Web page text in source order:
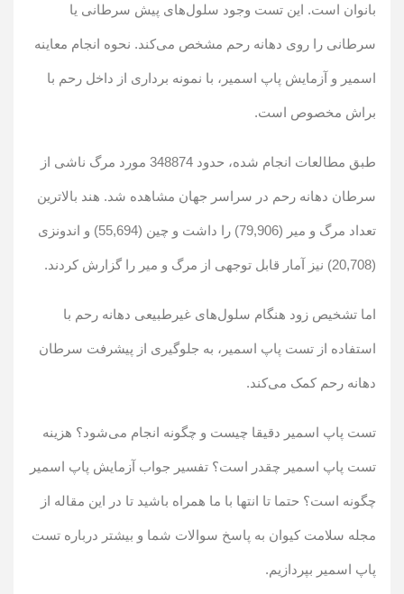
بانوان است. این تست وجود سلول‌های پیش سرطانی یا
سرطانی را روی دهانه رحم مشخص می‌کند. نحوه انجام معاینه
اسمیر و آزمایش پاپ اسمیر، با نمونه برداری از داخل رحم با
براش مخصوص است.
طبق مطالعات انجام شده، حدود 348874 مورد مرگ ناشی از
سرطان دهانه رحم در سراسر جهان مشاهده شد. هند بالاترین
تعداد مرگ و میر (79,906) را داشت و چین (55,694) و اندونزی
(20,708) نیز آمار قابل توجهی از مرگ و میر را گزارش کردند.
اما تشخیص زود هنگام سلول‌های غیرطبیعی دهانه رحم با
استفاده از تست پاپ اسمیر، به جلوگیری از پیشرفت سرطان
دهانه رحم کمک می‌کند.
تست پاپ اسمیر دقیقا چیست و چگونه انجام می‌شود؟ هزینه
تست پاپ اسمیر چقدر است؟ تفسیر جواب آزمایش پاپ اسمیر
چگونه است؟ حتما تا انتها با ما همراه باشید تا در این مقاله از
مجله سلامت کیوان به پاسخ سوالات شما و بیشتر درباره تست
پاپ اسمیر بپردازیم.